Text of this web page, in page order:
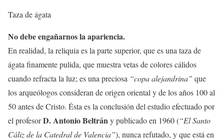
Taza de ágata
No debe engañarnos la apariencia.
En realidad, la reliquia es la parte superior, que es una taza de
ágata finamente pulida, que muestra vetas de colores cálidos
cuando refracta la luz; es una preciosa “copa alejandrina” que
los arqueólogos consideran de origen oriental y de los años 100 al
50 antes de Cristo. Ésta es la conclusión del estudio efectuado por
el profesorD. Antonio Beltrány publicado en 1960 (“El Santo
Cáliz de la Catedral de Valencia”), nunca refutado, y que está en